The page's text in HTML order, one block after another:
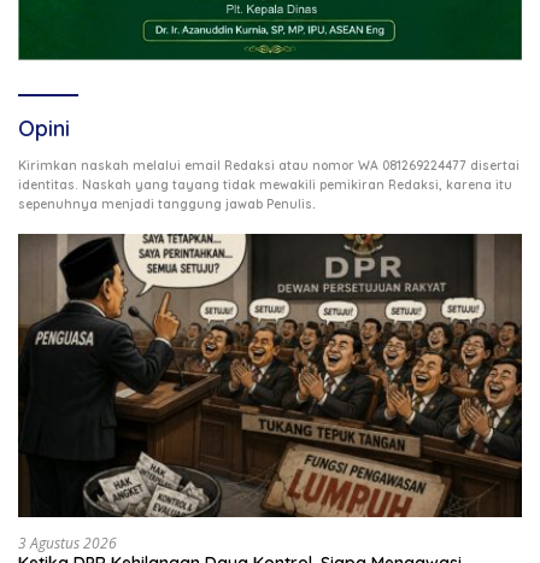
Opini
Kirimkan naskah melalui email Redaksi atau nomor WA 081269224477 disertai
identitas. Naskah yang tayang tidak mewakili pemikiran Redaksi, karena itu
sepenuhnya menjadi tanggung jawab Penulis
3 Agustus 2026